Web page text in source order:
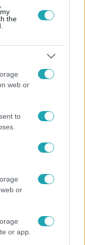
the
web or
to
or
or app.
új
az már biztos, hogy
próbálnak küzdeni